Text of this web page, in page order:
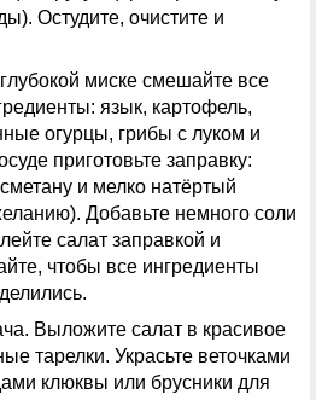
Остудите, очистите и
миске смешайте все
язык, картофель,
огурцы, грибы с луком и
приготовьте заправку:
и мелко натёртый
Добавьте немного соли
салат заправкой и
чтобы все ингредиенты
Выложите салат в красивое
тарелки. Украсьте веточками
клюквы или брусники для